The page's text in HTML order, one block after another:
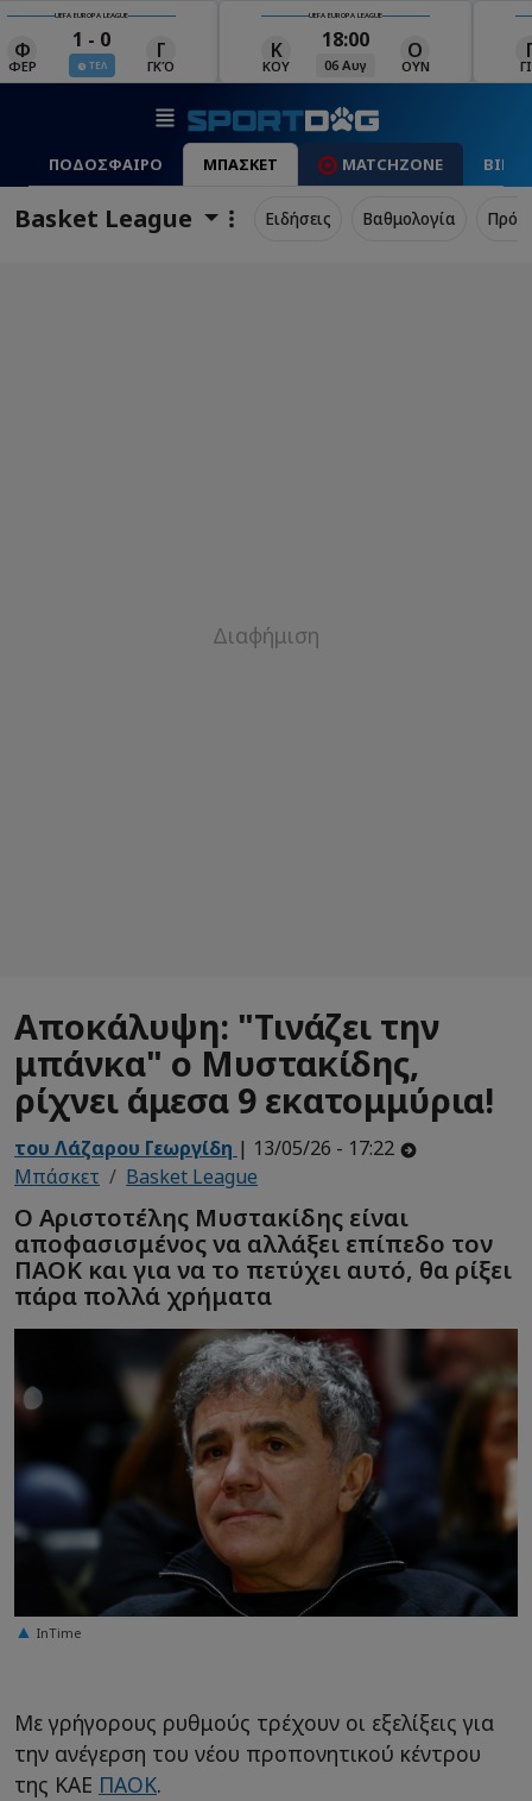
UEFA EUROPA LEAGUE
Κ 18:00
06 Αυγ ΟΥΝ
UEFA EUROPA LEAGUE
ΓΙΑ
19:00
06 Αυγ
Ρ
ΡΈΙ ΜΑΚ
ΠΟΔΟΣΦΑΙΡΟ ΜΠΑΣΚΕΤ MATCHZONE
Basket League Ειδήσεις Βαθμολογία
Αποκάλυψη: "Τινάζει την
μπάνκα" ο Μυστακίδης,
ρίχνει άμεσα 9 εκατομμύρια!
του Λάζαρου Γεωργίδη | 13/05/26 - 17:22
Μπάσκετ
Basket League
Ο Αριστοτέλης Μυστακίδης είναι
αποφασισμένος να αλλάξει επίπεδο τον
ΠΑΟΚ και για να το πετύχει αυτό, θα ρίξει
πάρα πολλά χρήματα
InTime
Με γρήγορους ρυθμούς τρέχουν οι εξελίξεις για
την ανέγερση του νέου προπονητικού κέντρου
της ΚΑΕ ΠΑΟΚ.